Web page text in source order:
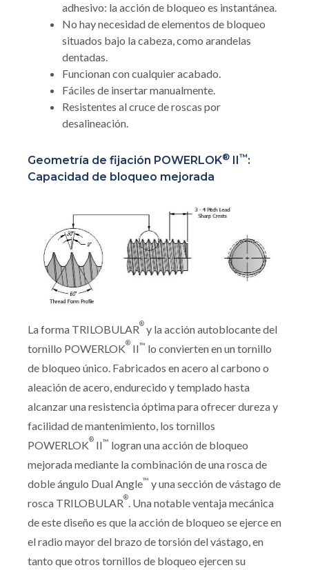
adhesivo: la acción de bloqueo es instantánea.
No hay necesidad de elementos de bloqueo
situados bajo la cabeza, como arandelas
dentadas.
Funcionan con cualquier acabado.
Fáciles de insertar manualmente.
Resistentes al cruce de roscas por
desalineación.
Geometría de fijación POWERLOK® ™:
Capacidad de bloqueo mejorada
La forma TRILOBULAR® y la acción autoblocante del
tornillo POWERLOK® II™ lo convierten en un tornillo
de bloqueo único. Fabricados en acero al carbono o
aleación de acero, endurecido y templado hasta
alcanzar una resistencia óptima para ofrecer dureza y
facilidad de mantenimiento, los tornillos
POWERLOK® II™ logran una acción de bloqueo
mejorada mediante la combinación de una rosca de
doble ángulo Dual Angle™ y una sección de vástago de
rosca TRILOBULAR®
. Una notable ventaja mecánica
de este diseño es que la acción de bloqueo se ejerce en
el radio mayor del brazo de torsión del vástago, en
tanto que otros tornillos de bloqueo ejercen su